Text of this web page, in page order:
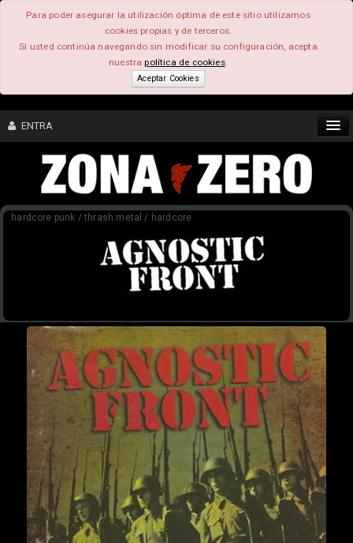
Para poder asegurar la utilización óptima de este sitio utilizamos
cookies propias y de terceros.
Si usted continúa navegando sin modificar su configuración, acepta
nuestrapolítica de cookies.
Aceptar Cookies
ENTRA
CONTENIDO
COMUNIDAD
hardcore punk / thrash metal / hardcore